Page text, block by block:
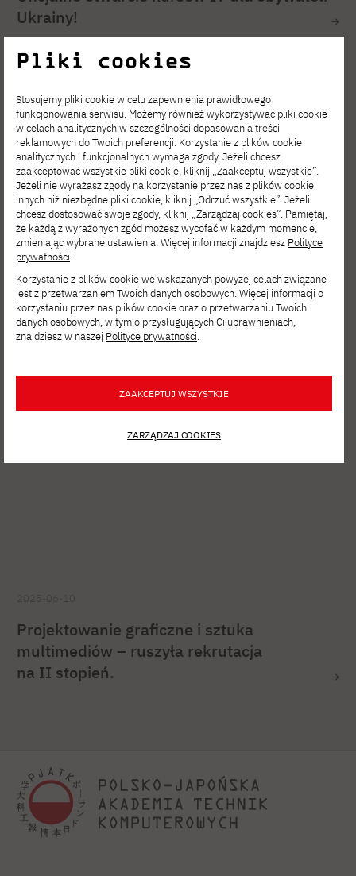
Ukrainy!
2025-06-16
Dzień otwarty na PJATK Gdańsk 28 czerwca
2025
Projektowanie graficzne i sztuka
multimediów – ruszyła rekrutacja
na II stopień.
Pliki cookies
Stosujemy pliki cookie w celu zapewnienia prawidłowego
funkcjonowania serwisu. Możemy również wykorzystywać pliki cookie
w celach analitycznych w szczególności dopasowania treści
reklamowych do Twoich preferencji. Korzystanie z plików cookie
analitycznych i funkcjonalnych wymaga zgody. Jeżeli chcesz
zaakceptować wszystkie pliki cookie, kliknij „Zaakceptuj wszystkie”.
Jeżeli nie wyrażasz zgody na korzystanie przez nas z plików cookie
innych niż niezbędne pliki cookie, kliknij „Odrzuć wszystkie”. Jeżeli
chcesz dostosować swoje zgody, kliknij „Zarządzaj cookies”. Pamiętaj,
że każdą z wyrażonych zgód możesz wycofać w każdym momencie,
zmieniając wybrane ustawienia. Więcej informacji znajdziesz Polityce
prywatności.
Korzystanie z plików cookie we wskazanych powyżej celach związane
jest z przetwarzaniem Twoich danych osobowych. Więcej informacji o
korzystaniu przez nas plików cookie oraz o przetwarzaniu Twoich
danych osobowych, w tym o przysługujących Ci uprawnieniach,
znajdziesz w naszej Polityce prywatności.
ZAAKCEPTUJ WSZYSTKIE
ZARZĄDZAJ COOKIES